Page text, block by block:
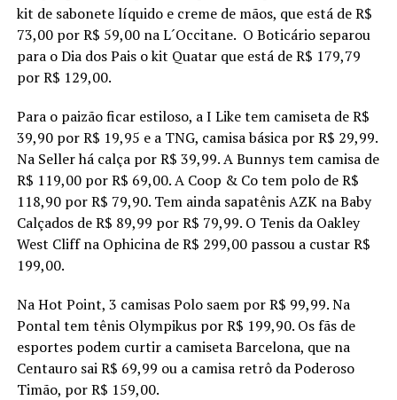
kit de sabonete líquido e creme de mãos, que está de R$
73,00 por R$ 59,00 na L´Occitane. O Boticário separou
para o Dia dos Pais o kit Quatar que está de R$ 179,79
por R$ 129,00.
Para o paizão ficar estiloso, a I Like tem camiseta de R$
39,90 por R$ 19,95 e a TNG, camisa básica por R$ 29,99.
Na Seller há calça por R$ 39,99. A Bunnys tem camisa de
R$ 119,00 por R$ 69,00. A Coop & Co tem polo de R$
118,90 por R$ 79,90. Tem ainda sapatênis AZK na Baby
Calçados de R$ 89,99 por R$ 79,99. O Tenis da Oakley
West Cliff na Ophicina de R$ 299,00 passou a custar R$
199,00.
Na Hot Point, 3 camisas Polo saem por R$ 99,99. Na
Pontal tem tênis Olympikus por R$ 199,90. Os fãs de
esportes podem curtir a camiseta Barcelona, que na
Centauro sai R$ 69,99 ou a camisa retrô da Poderoso
Timão, por R$ 159,00.